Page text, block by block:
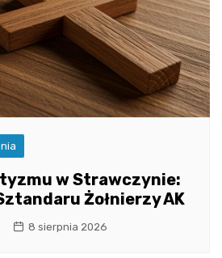
w Strawczynie:
Żołnierzy AK
8 sierpnia 2026